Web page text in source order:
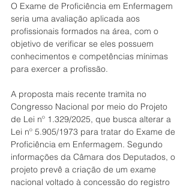
O Exame de Proficiência em Enfermagem
seria uma avaliação aplicada aos
profissionais formados na área, com o
objetivo de verificar se eles possuem
conhecimentos e competências mínimas
para exercer a profissão.
A proposta mais recente tramita no
Congresso Nacional por meio do Projeto
de Lei nº 1.329/2025, que busca alterar a
Lei nº 5.905/1973 para tratar do Exame de
Proficiência em Enfermagem. Segundo
informações da Câmara dos Deputados, o
projeto prevê a criação de um exame
nacional voltado à concessão do registro